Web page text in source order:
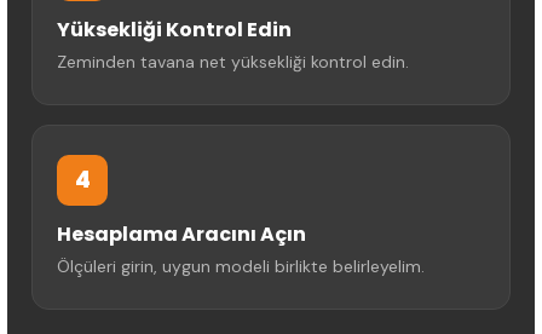
Yüksekliği Kontrol Edin
Zeminden tavana net yüksekliği kontrol edin.
4
Hesaplama Aracını Açın
Ölçüleri girin, uygun modeli birlikte belirleyelim.